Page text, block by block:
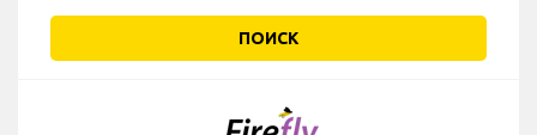
ПОИСК